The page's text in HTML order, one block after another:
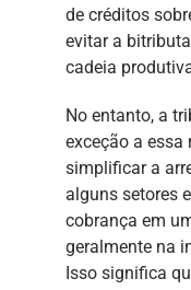
de créditos
evitar a
cadeia
No entanto, a
exceção a essa
simplificar a
alguns setores
cobrança em
geralmente na
Isso significa